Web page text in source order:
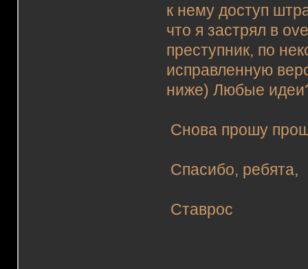
к нему доступ
что я застрял в
преступник, по
исправленную
ниже) Любые
Снова прошу
Спасибо, ребята,
Ставрос